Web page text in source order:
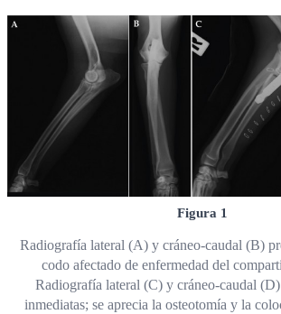
Figura 1
Radiografía lateral (A) y cráneo-caudal (B)
codo afectado de enfermedad del
Radiografía lateral (C) y cráneo-caudal
inmediatas; se aprecia la osteotomía y la